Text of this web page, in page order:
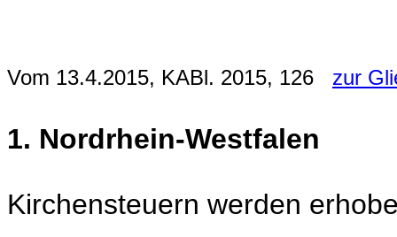
Vom 13.4.2015, KABl. 2015, 126 zur
1. Nordrhein-Westfalen
Kirchensteuern werden